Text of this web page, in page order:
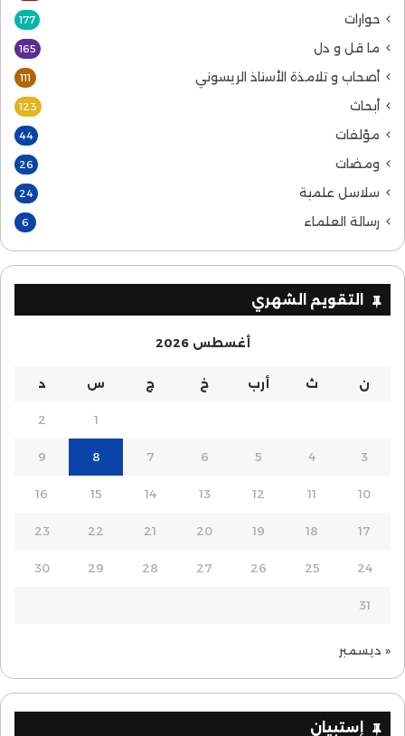
حوارات 177
ما قل و دل 165
أصحاب و تلامذة الأستاذ الريسوني 111
أبحاث 123
مؤلفات 44
ومضات 26
سلاسل علمية 24
رسالة العلماء 6
التقويم الشهري
أغسطس 2026
ن ث أرب خ ج س د
1
2
3
4
5
6
7
8
9
10
11
12
13
14
15
16
17
18
19
20
21
22
23
24
25
26
27
28
29
30
31
« ديسمبر
إستبيان